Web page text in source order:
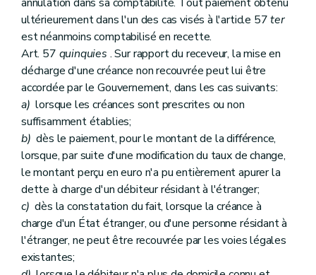
ultérieurement dans l'un des cas visés à l'article 57ter
est néanmoins comptabilisé en recette.
Art. 57 quinquies . Sur rapport du receveur, la mise en
décharge d'une créance non recouvrée peut lui être
accordée par le Gouvernement, dans les cas suivants:
a) lorsque les créances sont prescrites ou non
suffisamment établies;
b) dès le paiement, pour le montant de la différence,
lorsque, par suite d'une modification du taux de change,
le montant perçu en euro n'a pu entièrement apurer la
dette à charge d'un débiteur résidant à l'étranger;
c) dès la constatation du fait, lorsque la créance à
charge d'un État étranger, ou d'une personne résidant à
l'étranger, ne peut être recouvrée par les voies légales
existantes;